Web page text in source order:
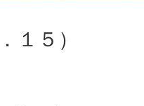
１５）